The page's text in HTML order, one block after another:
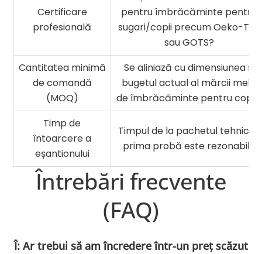
Certificare
profesională
pentru îmbrăcăminte pentru
sugari/copii precum Oeko-Tex
sau GOTS?
Cantitatea minimă
de comandă
(MOQ)
Se aliniază cu dimensiunea și
bugetul actual al mărcii mele
de îmbrăcăminte pentru copii?
Timp de
întoarcere a
eșantionului
Timpul de la pachetul tehnic la
prima probă este rezonabil?
Întrebări frecvente
(FAQ)
Î: Ar trebui să am încredere într-un preț scăzut